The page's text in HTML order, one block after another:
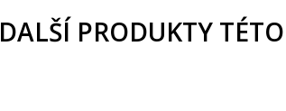
DALŠÍ PRODUKTY